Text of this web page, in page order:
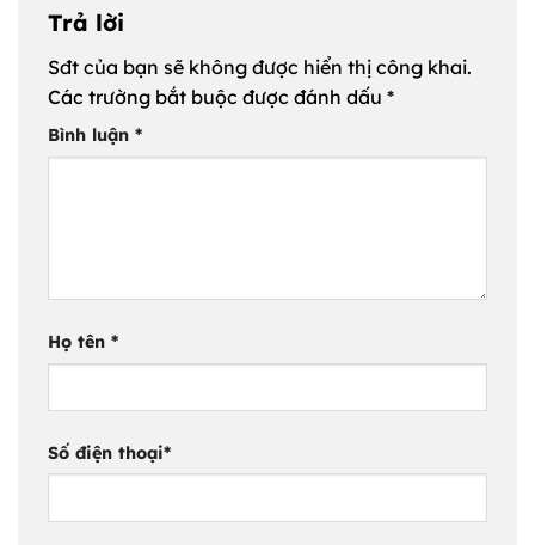
Trả lời
Sđt của bạn sẽ không được hiển thị công khai.
Các trường bắt buộc được đánh dấu *
Bình luận *
Họ tên *
Số điện thoại*